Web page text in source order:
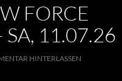
FORCE S
11.07.26
HINTERLASSEN